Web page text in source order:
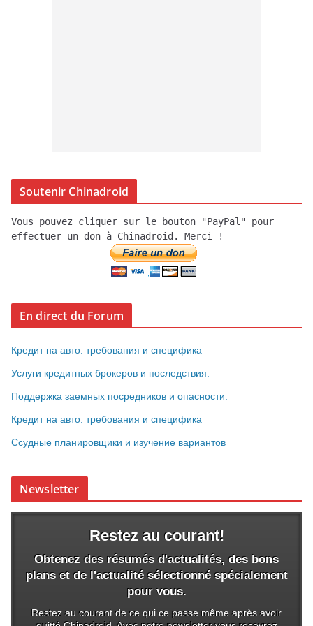
Soutenir Chinadroid
Vous pouvez cliquer sur le bouton "PayPal" pour
effectuer un don à Chinadroid. Merci !
En direct du Forum
Кредит на авто: требования и специфика
Услуги кредитных брокеров и последствия.
Поддержка заемных посредников и опасности.
Кредит на авто: требования и специфика
Ссудные планировщики и изучение вариантов
Newsletter
Restez au courant!
Obtenez des résumés d'actualités, des bons
plans et de l'actualité sélectionné spécialement
pour vous.
Restez au courant de ce qui ce passe même après avoir